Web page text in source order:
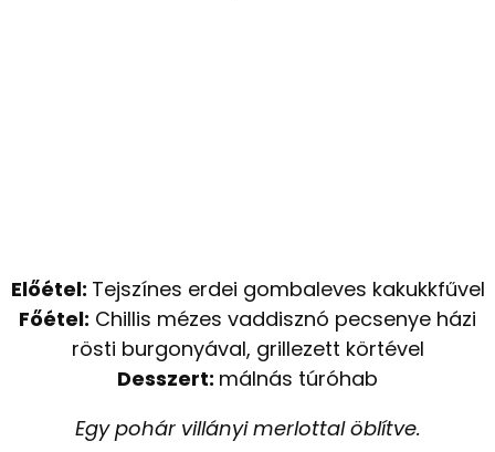
Előétel: Tejszínes erdei gombaleves kakukkfűvel
Főétel: Chillis mézes vaddisznó pecsenye házi
rösti burgonyával, grillezett körtével
Desszert: málnás túróhab
Egy pohár villányi merlottal öblítve.